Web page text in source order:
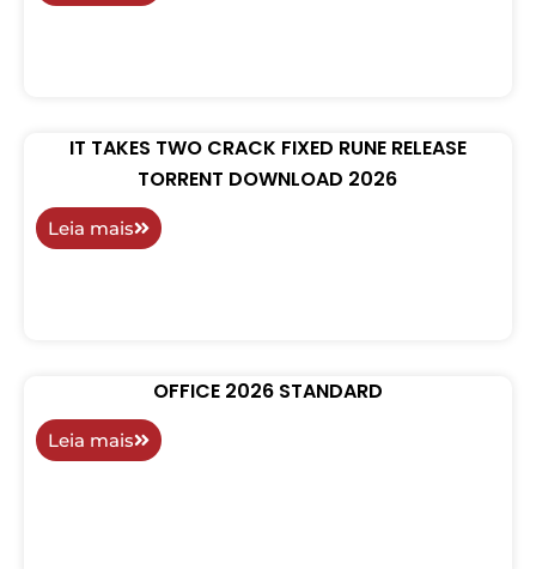
IT TAKES TWO CRACK FIXED RUNE RELEASE
TORRENT DOWNLOAD 2026
Leia mais
OFFICE 2026 STANDARD
Leia mais